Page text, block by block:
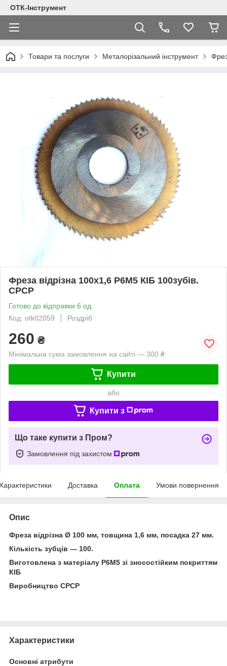
ОТК-Інструмент
Товари та послуги Металорізальний інструмент
Фреза відрізна 100х1,6 Р6М5 КІБ 100зубів.
СРСР
Готово до відправки 6 од.
Код: otk02059
Роздріб
260 ₴
Мінімальна сума замовлення на сайті — 300 ₴
Купити
або
Купити з
Що таке купити з Пром?
Замовлення під захистом
Доставка Оплата Умови повернення
Опис
Фреза відрізна Ø 100 мм, товщина 1,6 мм, посадка 27 мм.
Кількість зубців — 100.
Виготовлена з матеріалу Р6М5 зі зносостійким покриттям
КІБ
Виробництво СРСР
Характеристики
Основні атрибути